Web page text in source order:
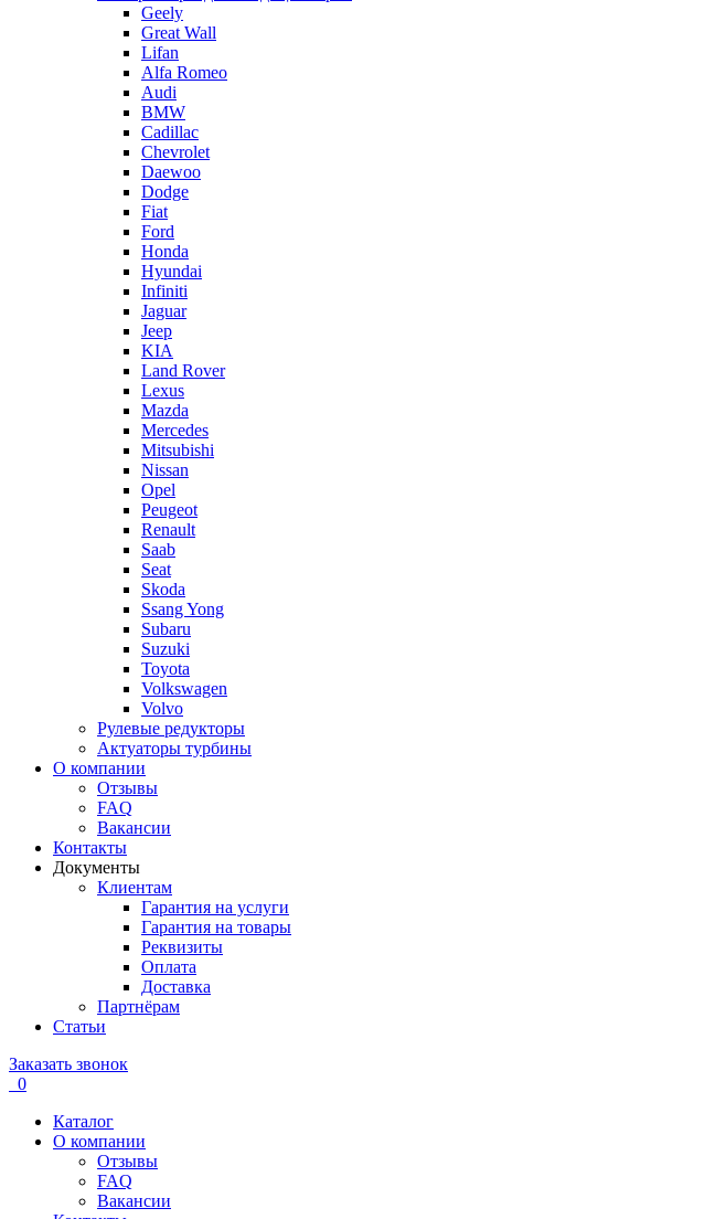
Geely
Great Wall
Lifan
Alfa Romeo
Audi
BMW
Cadillac
Chevrolet
Daewoo
Dodge
Fiat
Ford
Honda
Hyundai
Infiniti
Jaguar
Jeep
KIA
Land Rover
Lexus
Mazda
Mercedes
Mitsubishi
Nissan
Opel
Peugeot
Renault
Saab
Seat
Skoda
Ssang Yong
Subaru
Suzuki
Toyota
Volkswagen
Volvo
Рулевые редукторы
Актуаторы турбины
О компании
Отзывы
FAQ
Вакансии
Контакты
Документы
Клиентам
Гарантия на услуги
Гарантия на товары
Реквизиты
Оплата
Доставка
Партнёрам
Статьи
Заказать звонок
0
Каталог
О компании
Отзывы
FAQ
Вакансии